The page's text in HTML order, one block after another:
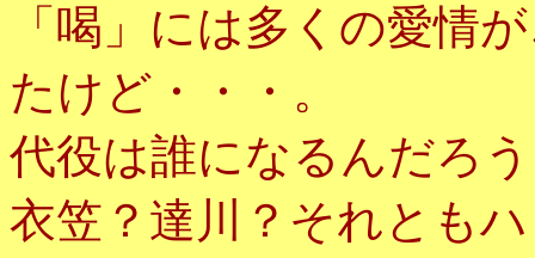
「喝」には多くの愛情
たけど・・・。
代役は誰になるんだろ
衣笠？達川？それとも